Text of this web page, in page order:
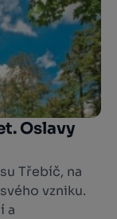
Oslavy
Třebíč, na
vzniku.
a